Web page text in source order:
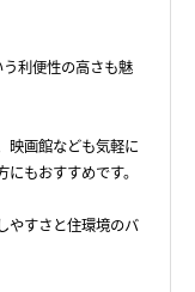
利便性の高さも魅
映画館なども気軽に
もおすすめです。
やすさと住環境のバ